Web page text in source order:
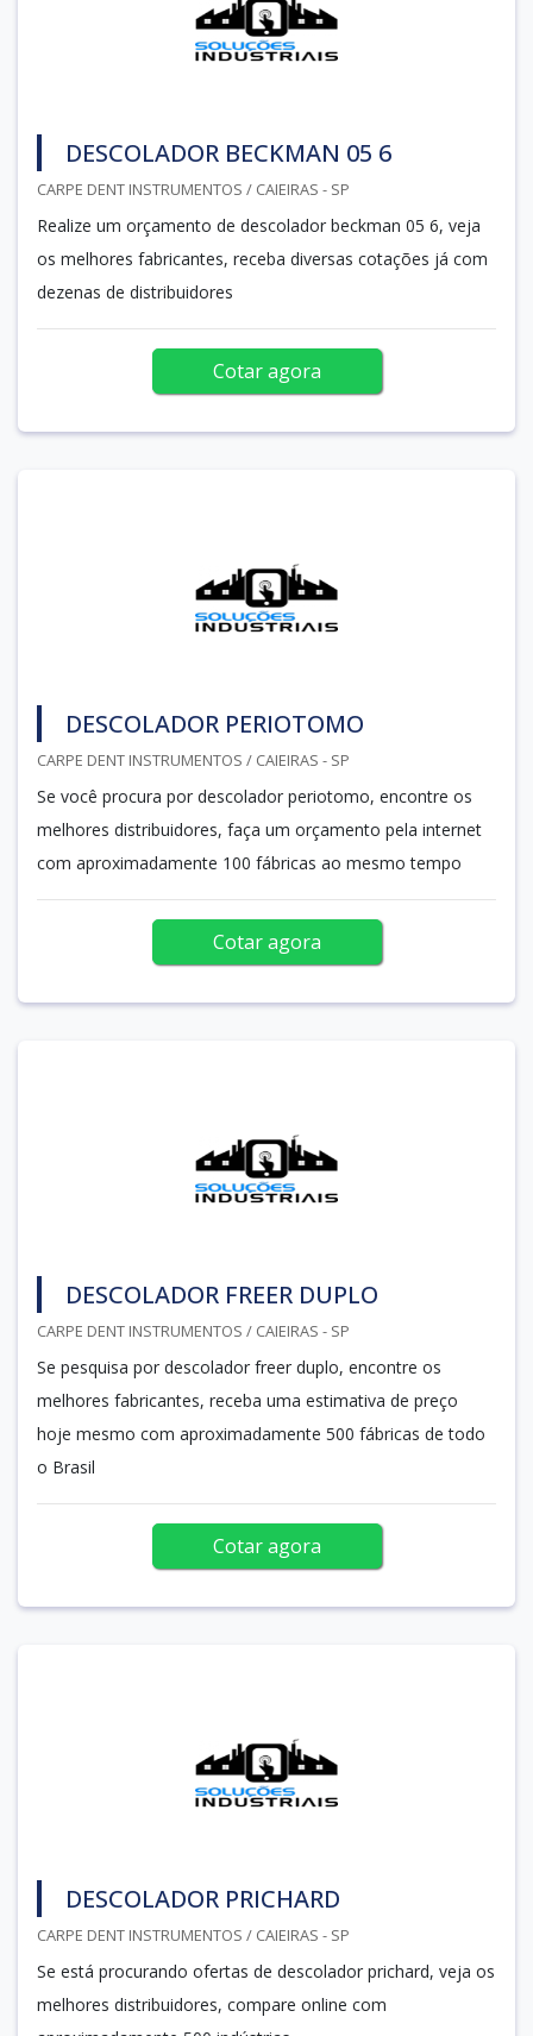
DESCOLADOR BECKMAN 05 6
CARPE DENT INSTRUMENTOS / CAIEIRAS - SP
Realize um orçamento de descolador beckman 05 6, veja
os melhores fabricantes, receba diversas cotações já com
dezenas de distribuidores
Cotar agora
DESCOLADOR PERIOTOMO
CARPE DENT INSTRUMENTOS / CAIEIRAS - SP
Se você procura por descolador periotomo, encontre os
melhores distribuidores, faça um orçamento pela internet
com aproximadamente 100 fábricas ao mesmo tempo
Cotar agora
DESCOLADOR FREER DUPLO
CARPE DENT INSTRUMENTOS / CAIEIRAS - SP
Se pesquisa por descolador freer duplo, encontre os
melhores fabricantes, receba uma estimativa de preço
hoje mesmo com aproximadamente 500 fábricas de todo
o Brasil
Cotar agora
DESCOLADOR PRICHARD
CARPE DENT INSTRUMENTOS / CAIEIRAS - SP
Se está procurando ofertas de descolador prichard, veja os
melhores distribuidores, compare online com